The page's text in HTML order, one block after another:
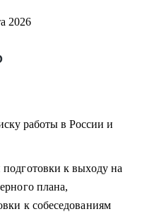
геймдев по РФ и
2026
работы в России и
к выходу на
плана,
к собеседованиям